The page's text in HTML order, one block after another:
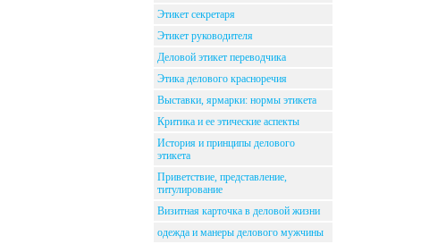
Этикет секретаря
Этикет руководителя
Деловой этикет переводчика
Этика делового красноречия
Выставки, ярмарки: нормы этикета
Критика и ее этические аспекты
История и принципы делового
этикета
Приветствие, представление,
титулирование
Визитная карточка в деловой жизни
одежда и манеры делового мужчины